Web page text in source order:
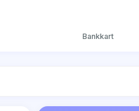
Bankkart